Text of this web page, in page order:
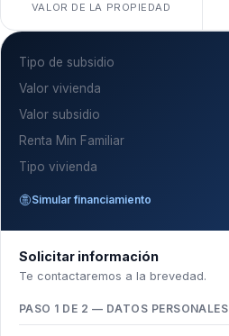
VALOR DE LA PROPIEDAD
Tipo de subsidio
Valor vivienda
Valor subsidio
Renta Min Familiar
Tipo vivienda
Simular financiamiento
Solicitar información
Te contactaremos a la brevedad.
PASO 1 DE 2 — DATOS PERSONALES